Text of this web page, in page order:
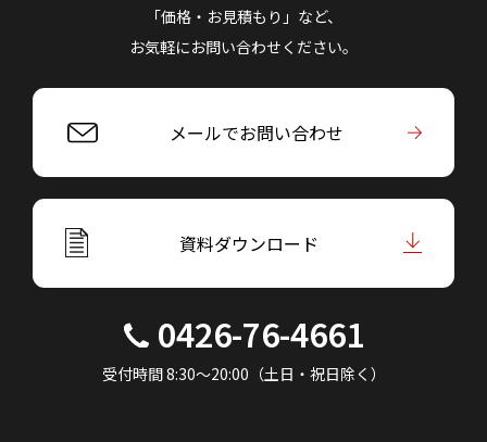
「価格・お見積もり」など、
お気軽にお問い合わせください。
メールでお問い合わせ
資料ダウンロード
0426-76-4661
受付時間 8:30～20:00（土日・祝日除く）